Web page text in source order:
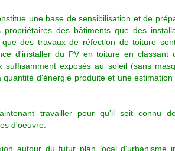
une base de sensibilisation et de
des bâtiments que des
des travaux de réfection de toiture
d'installer du PV en toiture en classant
suffisamment exposés au soleil (sans
quantité d'énergie produite et une
travailler pour qu'il soit connu
d'oeuvre.
autour du futur plan local d'urbanisme